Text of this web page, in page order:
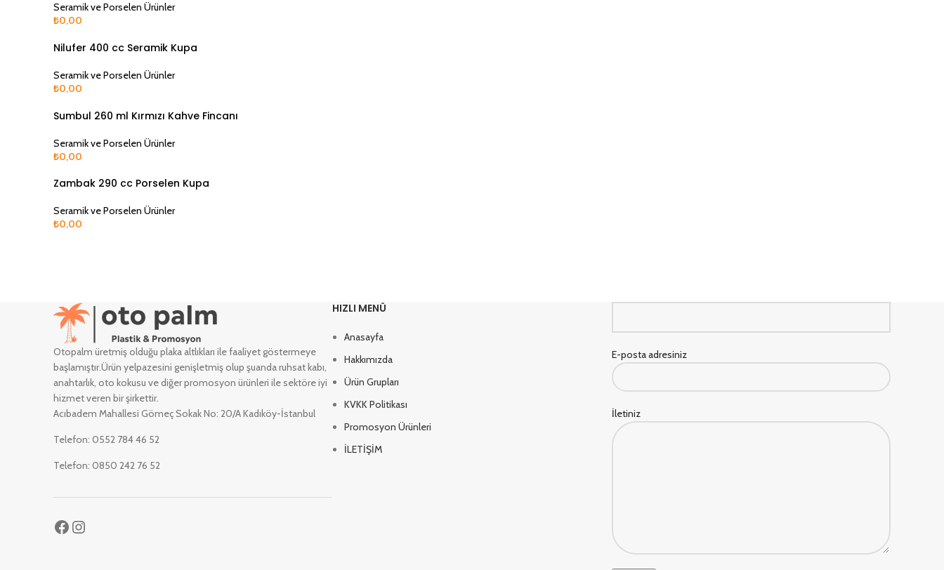
Seramik ve Porselen Ürünler
₺0,00
SOLD
Nilufer 400 cc Seramik Kupa
Seramik ve Porselen Ürünler
₺0,00
Sumbul 260 ml Kırmızı Kahve Fincanı
Seramik ve Porselen Ürünler
₺0,00
SOLD
Zambak 290 cc Porselen Kupa
Seramik ve Porselen Ürünler
₺0,00
Otopalm üretmiş olduğu plaka altlıkları ile faaliyet göstermeye
başlamıştır.Ürün yelpazesini genişletmiş olup şuanda ruhsat kabı,
anahtarlık, oto kokusu ve diğer promosyon ürünleri ile sektöre iyi
hizmet veren bir şirkettir.
Acıbadem Mahallesi Gömeç Sokak No: 20/A Kadıköy-İstanbul
Telefon: 0552 784 46 52
Telefon: 0850 242 76 52
HIZLI MENÜ
Anasayfa
Hakkımızda
Ürün Grupları
KVKK Politikası
Promosyon Ürünleri
İLETİŞİM
E-posta adresiniz
İletiniz